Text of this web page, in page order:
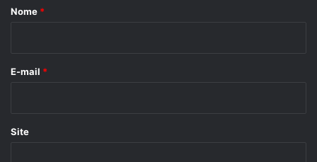
r
*
Nome *
E-mail *
Site